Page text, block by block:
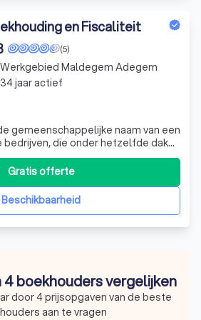
en Fiscaliteit
(5)
gemeenschappelijke naam van een
bedrijven, die onder hetzelfde dak
diensten aanbieden. Zo
de toegang tot haar
voor de klant gemakkelijker,
correcter en g
Beschikbaarheid
Gratis offerte
Werkgebied Maldegem Adegem
34 jaar actief
4 boekhouders vergelijken
door 4 prijsopgaven van de beste
aan te vragen